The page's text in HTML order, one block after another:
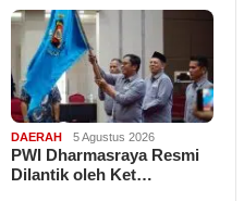
DAERAH 5 Agustus 2026
PWI Dharmasraya Resmi
Dilantik oleh Ket…